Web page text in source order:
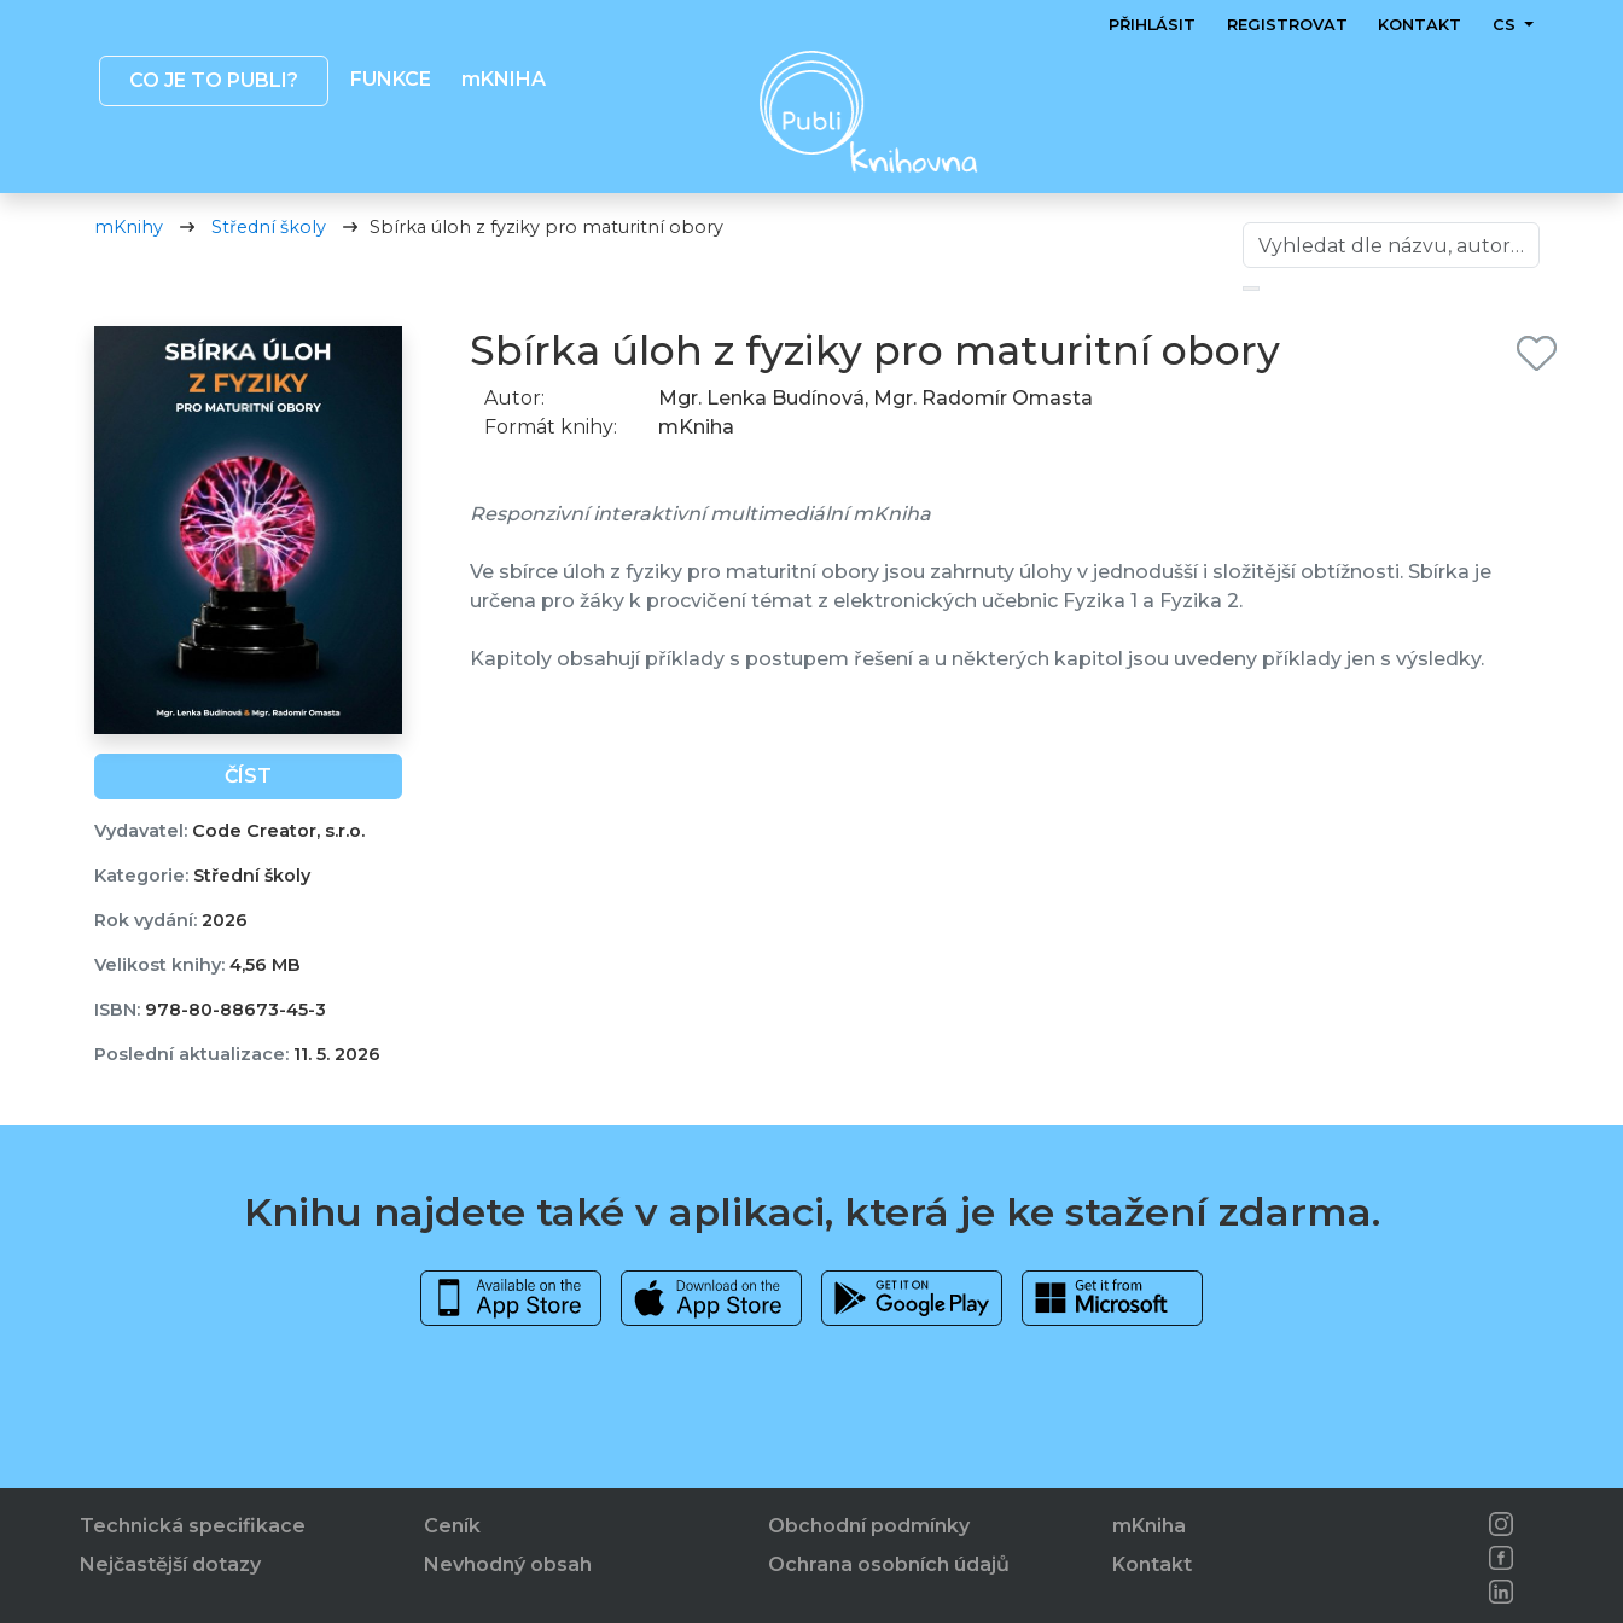
CO JE TO PUBLI? FUNKCE mKNIHA
PŘIHLÁSIT REGISTROVAT KONTAKT CS
mKnihy Střední školy Sbírka úloh z fyziky pro maturitní obory
ČÍST
Vydavatel:Code Creator, s.r.o.
Kategorie:Střední školy
Rok vydání:2026
Velikost knihy:4,56 MB
ISBN:978-80-88673-45-3
Poslední aktualizace:11. 5. 2026
Sbírka úloh z fyziky pro maturitní obory
Autor:
Mgr. Lenka Budínová, Mgr. Radomír Omasta
Formát knihy:
mKniha
Responzivní interaktivní multimediální mKniha
Ve sbírce úloh z fyziky pro maturitní obory jsou zahrnuty úlohy v jednodušší i složitější obtížnosti. Sbírka je
určena pro žáky k procvičení témat z elektronických učebnic Fyzika 1 a Fyzika 2.
Kapitoly obsahují příklady s postupem řešení a u některých kapitol jsou uvedeny příklady jen s výsledky.
Knihu najdete také v aplikaci, která je ke stažení zdarma.
Technická specifikace
Nejčastější dotazy
Ceník
Nevhodný obsah
Obchodní podmínky
Ochrana osobních údajů
mKniha
Kontakt